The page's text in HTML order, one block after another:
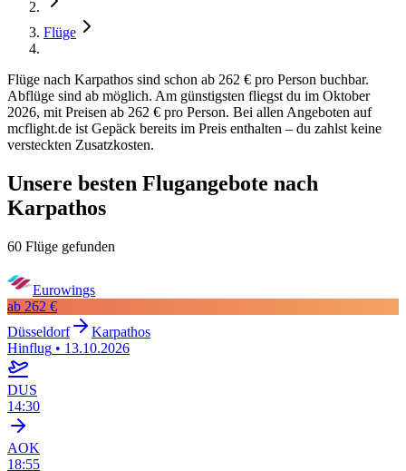
Flüge
Flüge nach Karpathos sind schon ab 262 € pro Person buchbar.
Abflüge sind ab möglich. Am günstigsten fliegst du im Oktober
2026, mit Preisen ab 262 € pro Person. Bei allen Angeboten auf
mcflight.de ist Gepäck bereits im Preis enthalten – du zahlst keine
versteckten Zusatzkosten.
Unsere besten Flugangebote nach
Karpathos
60 Flüge gefunden
Eurowings
ab 262 €
Düsseldorf
Karpathos
Hinflug • 13.10.2026
DUS
14:30
AOK
18:55